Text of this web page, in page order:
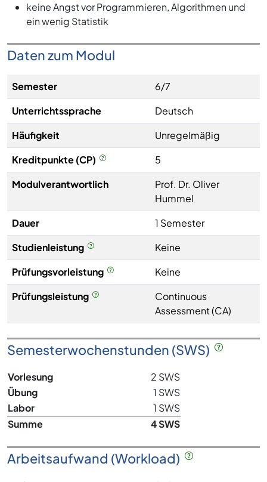
keine Angst vor Programmieren, Algorithmen und
ein wenig Statistik
Daten zum Modul
Semester
6/7
Unterrichtssprache
Deutsch
Häufigkeit
Unregelmäßig
Kreditpunkte (CP)
5
Modulverantwortlich
Prof. Dr. Oliver
Hummel
Dauer
1 Semester
Studienleistung
Keine
Prüfungsvorleistung
Keine
Prüfungsleistung
Continuous
Assessment (CA)
Semesterwochenstunden (SWS)
Vorlesung
2 SWS
Übung
1 SWS
Labor
1 SWS
Summe
4 SWS
Arbeitsaufwand (Workload)